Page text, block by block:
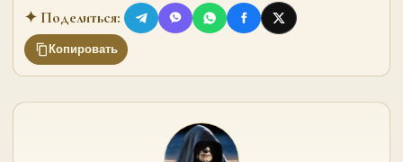
✦ Поделиться:
Копировать